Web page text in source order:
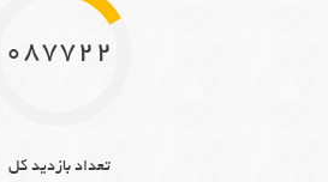
10877221
تعداد بازدید کل